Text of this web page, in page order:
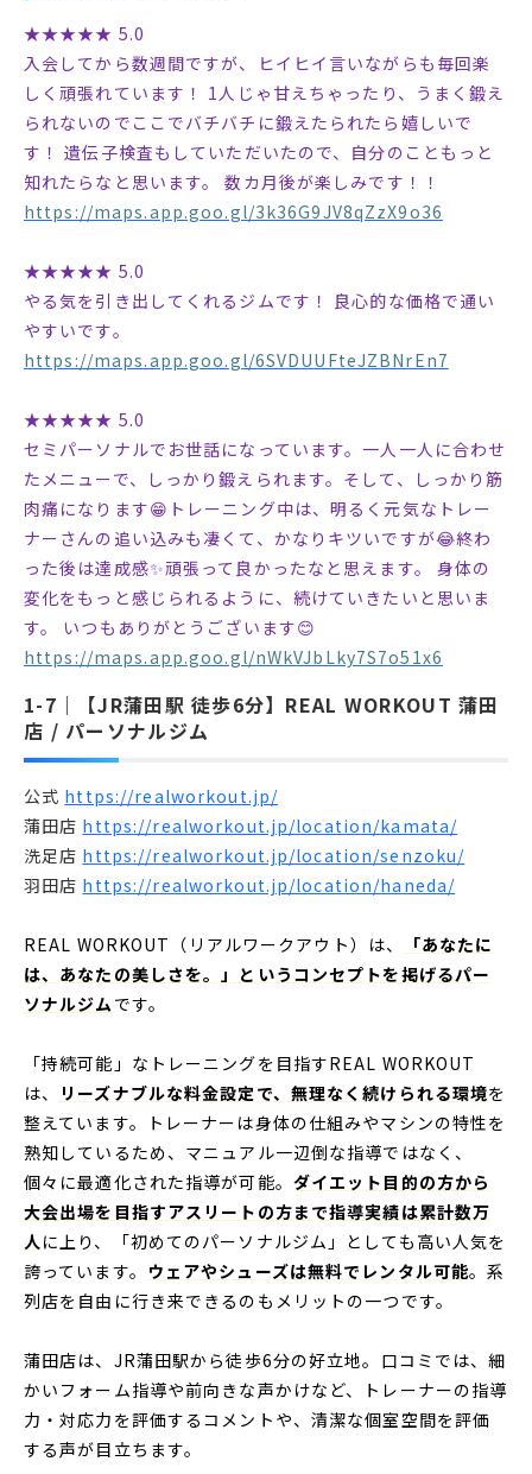
★★★★★ 5.0
入会してから数週間ですが、ヒイヒイ言いながらも毎回楽
しく頑張れています！ 1人じゃ甘えちゃったり、うまく鍛え
られないのでここでバチバチに鍛えたられたら嬉しいで
す！ 遺伝子検査もしていただいたので、自分のこともっと
知れたらなと思います。 数カ月後が楽しみです！！
https://maps.app.goo.gl/3k36G9JV8qZzX9o36
★★★★★ 5.0
やる気を引き出してくれるジムです！ 良心的な価格で通い
やすいです。
https://maps.app.goo.gl/6SVDUUFteJZBNrEn7
★★★★★ 5.0
セミパーソナルでお世話になっています。一人一人に合わせ
たメニューで、しっかり鍛えられます。そして、しっかり筋
肉痛になります😁トレーニング中は、明るく元気なトレー
ナーさんの追い込みも凄くて、かなりキツいですが😂終わ
った後は達成感✨頑張って良かったなと思えます。 身体の
変化をもっと感じられるように、続けていきたいと思いま
す。 いつもありがとうございます😊
https://maps.app.goo.gl/nWkVJbLky7S7o51x6
【JR蒲田駅 徒歩6分】REAL WORKOUT 蒲田
店 / パーソナルジム
公式 https://realworkout.jp/
蒲田店 https://realworkout.jp/location/kamata/
洗足店 https://realworkout.jp/location/senzoku/
羽田店 https://realworkout.jp/location/haneda/
REAL WORKOUT（リアルワークアウト）は、
「あなたに
は、あなたの美しさを。」というコンセプトを掲げるパー
ソナルジムです。
「持続可能」なトレーニングを目指すREAL WORKOUT
は、
リーズナブルな料金設定で、無理なく続けられる環境を
整えています。トレーナーは身体の仕組みやマシンの特性を
熟知しているため、マニュアル一辺倒な指導ではなく、
個々に最適化された指導が可能。 ダイエット目的の方から
大会出場を目指すアスリートの方まで指導実績は累計数万
人に上り、「初めてのパーソナルジム」としても高い人気を
誇っています。 ウェアやシューズは無料でレンタル可能。系
列店を自由に行き来できるのもメリットの一つです。
蒲田店は、JR蒲田駅から徒歩6分の好立地。口コミでは、細
かいフォーム指導や前向きな声かけなど、トレーナーの指導
力・対応力を評価するコメントや、清潔な個室空間を評価
する声が目立ちます。